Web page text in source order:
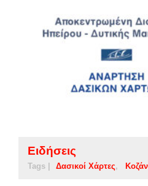
Ειδήσεις
Tags | Δασικοί Χάρτες